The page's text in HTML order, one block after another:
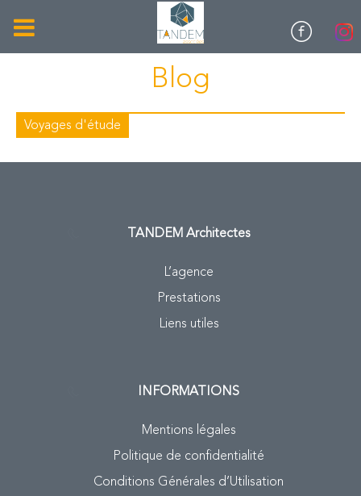
Blog
Voyages d'étude
TANDEM Architectes
L’agence
Prestations
Liens utiles
INFORMATIONS
Mentions légales
Politique de confidentialité
Conditions Générales d’Utilisation